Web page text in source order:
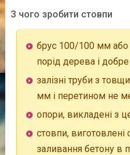
З чого зробити стовпи
брус 100/100 мм
порід дерева і
залізні труби з
мм і перетином не
опори, викладені з
стовпи,
заливання бетону в